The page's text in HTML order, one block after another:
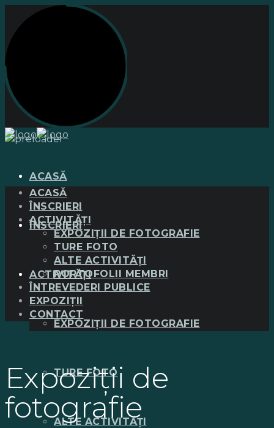
ACASĂ
ÎNSCRIERI
ACTIVITĂȚI
EXPOZIȚII DE FOTOGRAFIE
TURE FOTO
ALTE ACTIVITĂȚI
ACASĂ
ÎNSCRIERI
ACTIVITĂȚI
EXPOZIȚII DE FOTOGRAFIE
TURE FOTO
ALTE ACTIVITĂȚI
PORTOFOLII MEMBRI
ÎNTREVEDERI PUBLICE
EXPOZIȚII
CONTACT
Expoziții de
fotografie